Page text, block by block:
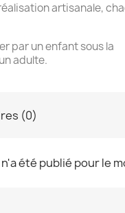
artisanale,
par un enfant sous la
adulte.
(0)
été publié pour le